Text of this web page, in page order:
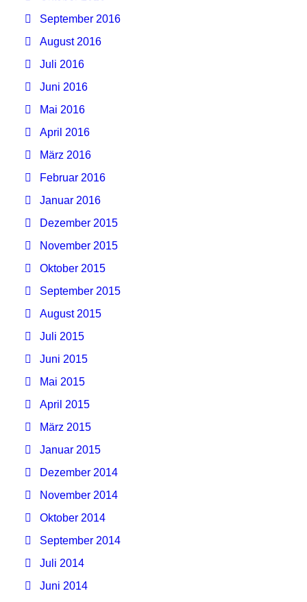
September 2016
August 2016
Juli 2016
Juni 2016
Mai 2016
April 2016
März 2016
Februar 2016
Januar 2016
Dezember 2015
November 2015
Oktober 2015
September 2015
August 2015
Juli 2015
Juni 2015
Mai 2015
April 2015
März 2015
Januar 2015
Dezember 2014
November 2014
Oktober 2014
September 2014
Juli 2014
Juni 2014